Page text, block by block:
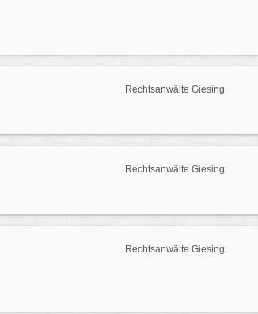
Rechtsanwälte Giesing
Rechtsanwälte Giesing
Rechtsanwälte Giesing